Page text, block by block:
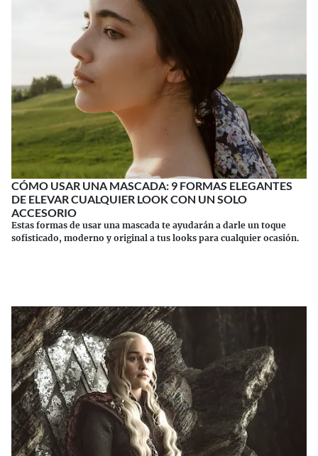
CÓMO USAR UNA MASCADA: 9 FORMAS ELEGANTES
DE ELEVAR CUALQUIER LOOK CON UN SOLO
ACCESORIO
Estas formas de usar una mascada te ayudarán a darle un toque
sofisticado, moderno y original a tus looks para cualquier ocasión.